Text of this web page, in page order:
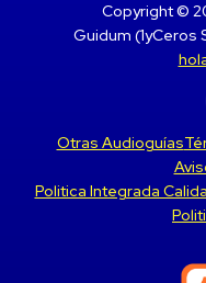
Copyright ©
Guidum (1yCeros
Otras Audioguías
Politica Integrada